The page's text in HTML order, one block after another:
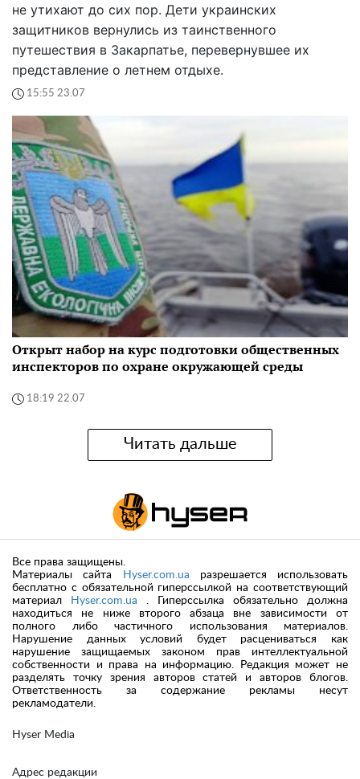
не утихают до сих пор. Дети украинских
защитников вернулись из таинственного
путешествия в Закарпатье, перевернувшее их
представление о летнем отдыхе.
15:55 23.07
Открыт набор на курс подготовки общественных
инспекторов по охране окружающей среды
18:19 22.07
Читать дальше
Hyser Media
Адрес редакции
Все права защищены.
Материалы сайта
Hyser.com.ua разрешается использовать
бесплатно с обязательной гиперссылкой на соответствующий
материал
Hyser.com.ua . Гиперссылка обязательно должна
находиться не ниже второго абзаца вне зависимости от
полного либо частичного использования материалов.
Нарушение данных условий будет расцениваться как
нарушение защищаемых законом прав интеллектуальной
собственности и права на информацию. Редакция может не
разделять точку зрения авторов статей и авторов блогов.
Ответственность за содержание рекламы несут
рекламодатели.